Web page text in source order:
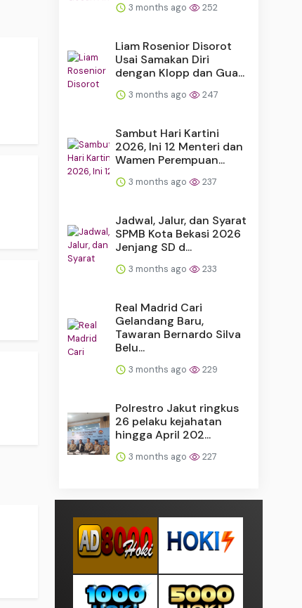
3 months ago 252
Liam Rosenior Disorot
Usai Samakan Diri
dengan Klopp dan Gua...
3 months ago 247
Sambut Hari Kartini
2026, Ini 12 Menteri dan
Wamen Perempuan...
3 months ago 237
Jadwal, Jalur, dan Syarat
SPMB Kota Bekasi 2026
Jenjang SD d...
3 months ago 233
Real Madrid Cari
Gelandang Baru,
Tawaran Bernardo Silva
Belu...
3 months ago 229
Polrestro Jakut ringkus
26 pelaku kejahatan
hingga April 202...
3 months ago 227